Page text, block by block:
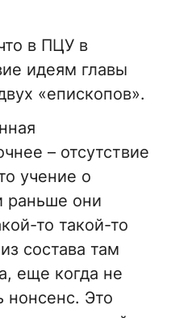
в ПЦУ в
идеям главы
«епископов».
– отсутствие
учение о
раньше они
то такой-то
состава там
еще когда не
нонсенс. Это